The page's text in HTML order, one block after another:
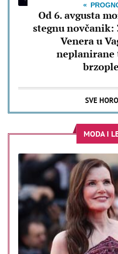
Od 6. avgusta
stegnu novčanik:
Venera u
neplanirane
SVE
MODA I